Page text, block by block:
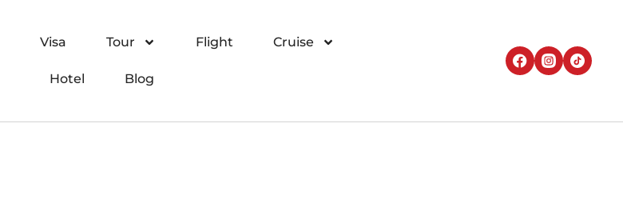
Visa Tour Flight Cruise
Hotel Blog